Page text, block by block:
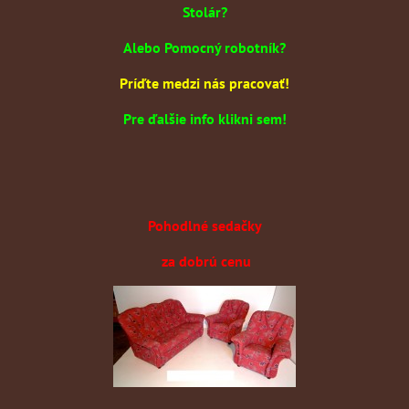
Stolár?
Alebo Pomocný robotník?
Príďte medzi nás pracovať!
Pre ďalšie info klikni sem!
Pohodlné sedačky
za dobrú cenu